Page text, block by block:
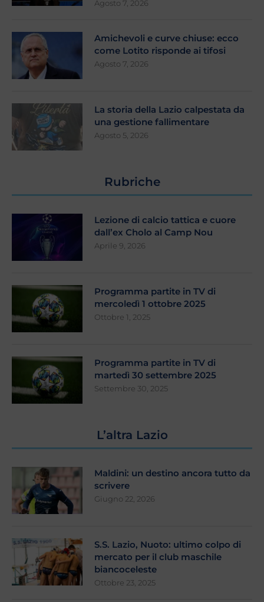
Agosto 7, 2026
Amichevoli e curve chiuse: ecco
come Lotito risponde ai tifosi
Agosto 7, 2026
La storia della Lazio calpestata da
una gestione fallimentare
Agosto 5, 2026
Rubriche
Lezione di calcio tattica e cuore
dall’ex Cholo al Camp Nou
Aprile 9, 2026
Programma partite in TV di
mercoledì 1 ottobre 2025
Ottobre 1, 2025
Programma partite in TV di
martedì 30 settembre 2025
Settembre 30, 2025
L’altra Lazio
Maldini: un destino ancora tutto da
scrivere
Giugno 22, 2026
S.S. Lazio, Nuoto: ultimo colpo di
mercato per il club maschile
biancoceleste
Ottobre 23, 2025